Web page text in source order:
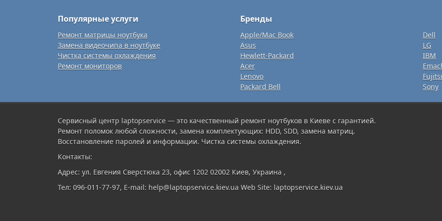
Популярные услуги Бренды
Ремонт матрицы ноутбука
Замена видеочипа в ноутбуке
Чистка системы охлаждения
Ремонт мониторов
Apple/Mac Book
Asus
Hewlett-Packard
Acer
Lenovo
Packard Bell
Dell
LG
IBM
Sony
Сервисный центр laptopservice — это качественный ремонт ноутбуков в Киеве с гарантией.
Ремонт поломок любой сложности, замена комплектующих: HDD, SDD, замена матриц.
Восстановление паролей и информации. Чистка системы охлаждения.
Контакты:
Адрес: ул. Евгения Сверстюка 23, офис 1202 02002 Киев, Украина ,
Тел: 096-011-77-97, E-mail: help@laptopservice.kiev.ua Web Site: laptopservice.kiev.ua